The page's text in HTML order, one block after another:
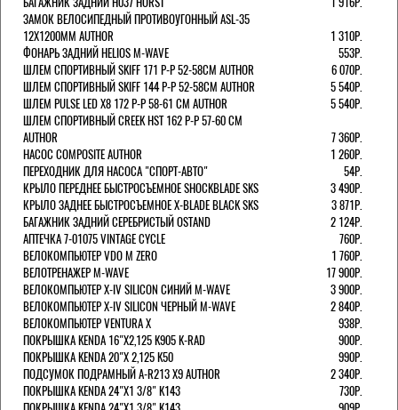
ЗАМОК ВЕЛОСИПЕДНЫЙ ПРОТИВОУГОННЫЙ ASL-35
12Х1200ММ AUTHOR
1 310Р.
ФОНАРЬ ЗАДНИЙ HELIOS M-WAVE
553Р.
ШЛЕМ СПОРТИВНЫЙ SKIFF 171 Р-Р 52-58СМ AUTHOR
6 070Р.
ШЛЕМ СПОРТИВНЫЙ SKIFF 144 Р-Р 52-58СМ AUTHOR
5 540Р.
ШЛЕМ PULSE LED X8 172 Р-Р 58-61 СМ AUTHOR
5 540Р.
ШЛЕМ СПОРТИВНЫЙ CREEK HST 162 Р-Р 57-60 СМ
AUTHOR
7 360Р.
НАСОС COMPOSITE AUTHOR
1 260Р.
ПЕРЕХОДНИК ДЛЯ НАСОСА "СПОРТ-АВТО"
54Р.
КРЫЛО ПЕРЕДНЕЕ БЫСТРОСЪЕМНОЕ SHOCKBLADE SKS
3 490Р.
КРЫЛО ЗАДНЕЕ БЫСТРОСЪЕМНОЕ X-BLADE BLACK SKS
3 871Р.
БАГАЖНИК ЗАДНИЙ СЕРЕБРИСТЫЙ OSTAND
2 124Р.
АПТЕЧКА 7-01075 VINTAGE CYCLE
760Р.
ВЕЛОКОМПЬЮТЕР VDO M ZERO
1 760Р.
ВЕЛОТРЕНАЖЕР M-WAVE
17 900Р.
ВЕЛОКОМПЬЮТЕР X-IV SILICON СИНИЙ M-WAVE
3 900Р.
ВЕЛОКОМПЬЮТЕР X-IV SILICON ЧЕРНЫЙ M-WAVE
2 840Р.
ВЕЛОКОМПЬЮТЕР VENTURA Х
938Р.
ПОКРЫШКА KENDA 16"Х2,125 K905 K-RAD
900Р.
ПОКРЫШКА KENDA 20"Х 2,125 K50
990Р.
ПОДСУМОК ПОДРАМНЫЙ A-R213 X9 AUTHOR
2 340Р.
ПОКРЫШКА KENDA 24"Х1 3/8" K143
730Р.